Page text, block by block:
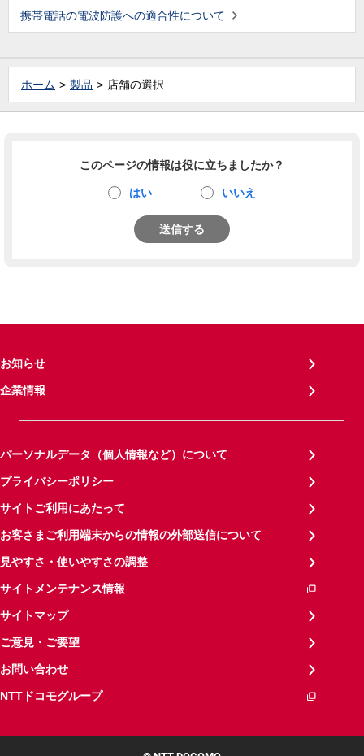
携帯電話の電波防護への適合性について
ホーム 製品 店舗の選択
このページの情報は役に立ちましたか？
はい いいえ
送信する
お知らせ
企業情報
パーソナルデータ（個人情報など）について
プライバシーポリシー
サイトご利用にあたって
お客さまご利用端末からの情報の外部送信について
見やすさ・使いやすさの調整
サイトメンテナンス情報
サイトマップ
ご意見・ご要望
お問い合わせ
NTTドコモグループ